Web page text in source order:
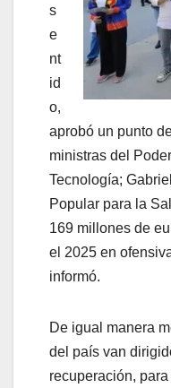
s
e
nt
id
o,
aprobó un punto
ministras del
Tecnología;
Popular para la
169 millones de
el 2025 en
informó.
De igual manera
del país van
recuperación,